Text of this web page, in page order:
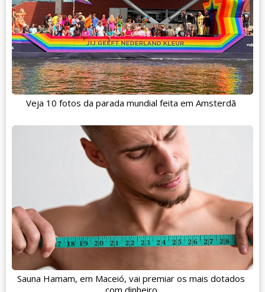
Veja 10 fotos da parada mundial feita em Amsterdã
Sauna Hamam, em Maceió, vai premiar os mais dotados
com dinheiro